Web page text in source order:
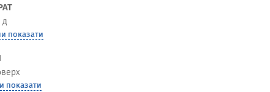
д
показати
показати